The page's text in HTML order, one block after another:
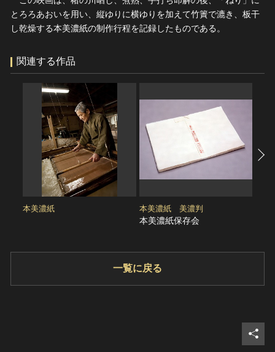
無形文化遺産
動画で見る無形の文化財
ヘルプ
サイトのご意見はこちら
文化遺産データベース
国指定文化財等データベース
とろろあおいを用い、縦ゆりに横ゆりを加えて竹簀で漉き、板干
し乾燥する本美濃紙の制作行程を記録したものである。
関連する作品
本美濃紙
本美濃紙 美濃判
本美濃紙保存会
一覧に戻る